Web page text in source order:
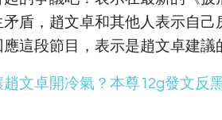
盾，趙文卓和其他人表示自
這段節目，表示是趙文卓建議
文卓開冷氣？本尊12g發文反